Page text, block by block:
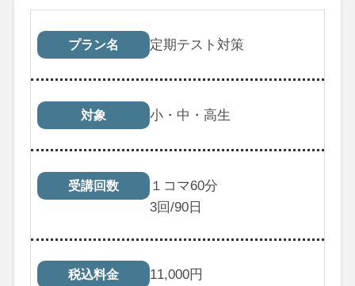
プラン名 対象 受講回数
プラン名 定期テスト対策
対象 小・中・高生
受講回数
１コマ60分
3回/90日
税込料金 11,000円